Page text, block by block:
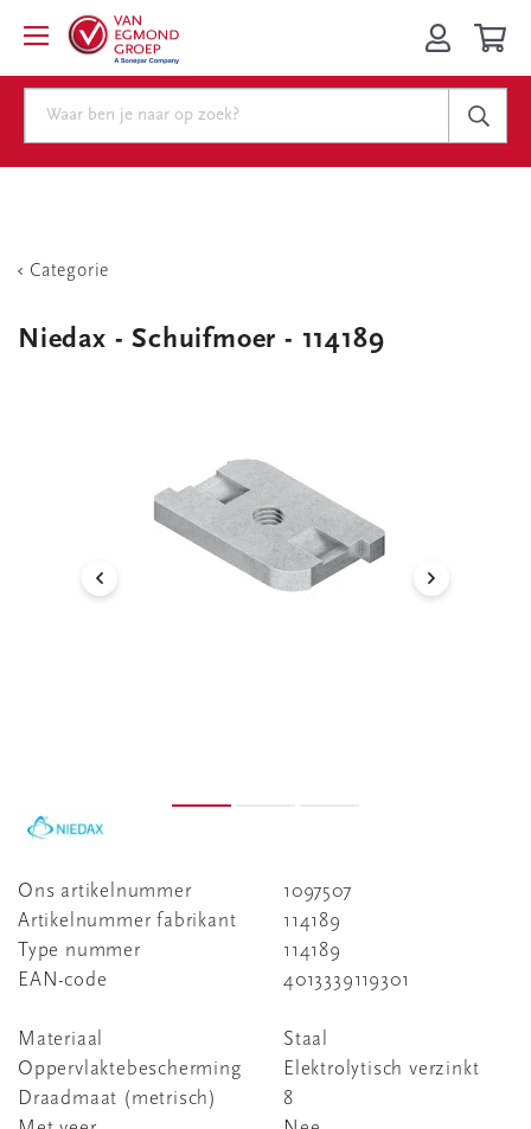
Categorie
Niedax - Schuifmoer - 114189
Ons artikelnummer
1097507
Artikelnummer fabrikant
114189
Type nummer
114189
EAN-code
4013339119301
Materiaal
Staal
Oppervlaktebescherming
Elektrolytisch verzinkt
Draadmaat (metrisch)
8